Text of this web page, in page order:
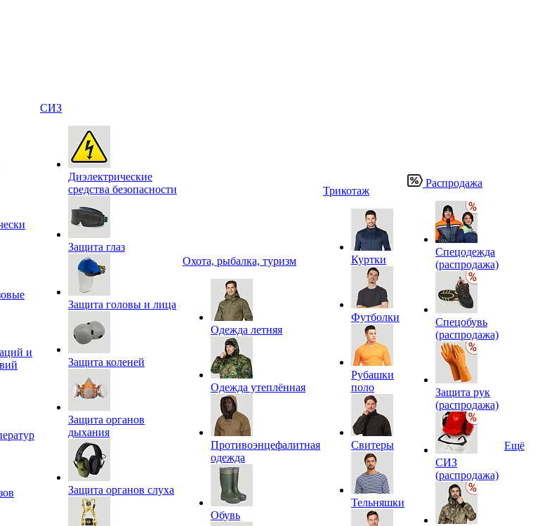
и
СИЗ
Диэлектрические
средства безопасности
Защита глаз
Защита головы и лица
Защита коленей
Защита органов
дыхания
Защита органов слуха
Охота, рыбалка, туризм
Одежда летняя
Одежда утеплённая
Противоэнцефалитная
одежда
Обувь
Трикотаж
Куртки
Футболки
Рубашки
поло
Свитеры
Тельняшки
Распродажа
Спецодежда
(распродажа)
Спецобувь
(распродажа)
Защита рук
(распродажа)
СИЗ
(распродажа)
Ещё